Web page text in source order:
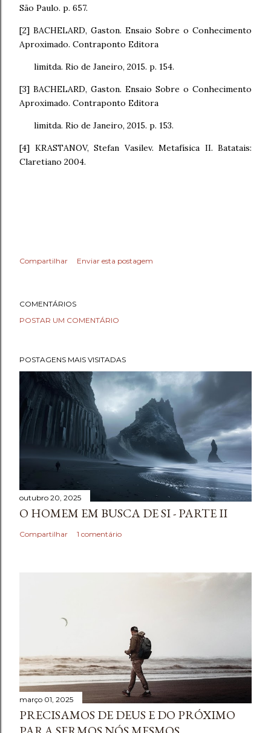
São Paulo. p. 657.
[2] BACHELARD, Gaston. Ensaio Sobre o Conhecimento
Aproximado. Contraponto Editora
limitda. Rio de Janeiro, 2015. p. 154.
[3] BACHELARD, Gaston. Ensaio Sobre o Conhecimento
Aproximado. Contraponto Editora
limitda. Rio de Janeiro, 2015. p. 153.
[4] KRASTANOV, Stefan Vasilev. Metafísica II. Batatais:
Claretiano 2004.
Compartilhar Enviar esta postagem
COMENTÁRIOS
POSTAR UM COMENTÁRIO
POSTAGENS MAIS VISITADAS
outubro 20, 2025
O HOMEM EM BUSCA DE SI - PARTE II
Compartilhar 1 comentário
março 01, 2025
PRECISAMOS DE DEUS E DO PRÓXIMO